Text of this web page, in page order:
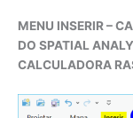
MENU INSERIR –
DO SPATIAL
CALCULADORA